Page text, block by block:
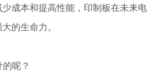
成本和提高性能，印制板在未来电
的生命力。
呢？